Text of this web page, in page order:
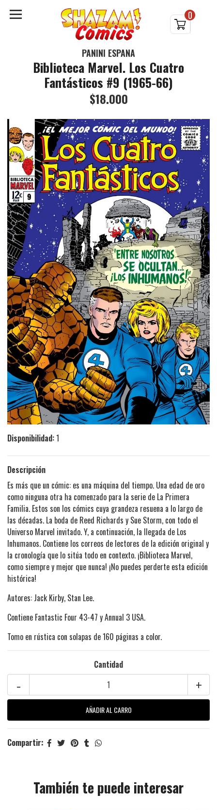
0
PANINI ESPAÑA
Biblioteca Marvel. Los Cuatro
Fantásticos #9 (1965-66)
$18.000
Disponibilidad:1
Descripción
Es más que un cómic: es una máquina del tiempo. Una edad de oro
como ninguna otra ha comenzado para la serie de La Primera
Familia. Estos son los cómics cuya grandeza resuena a lo largo de
las décadas. La boda de Reed Richards y Sue Storm, con todo el
Universo Marvel invitado. Y, a continuación, la llegada de Los
Inhumanos. Contiene los correos de lectores de la edición original y
la cronología que lo sitúa todo en contexto. ¡Biblioteca Marvel,
como siempre y mejor que nunca! ¡No puedes perderte esta edición
histórica!
Autores: Jack Kirby, Stan Lee.
Contiene Fantastic Four 43-47 y Annual 3 USA.
Tomo en rústica con solapas de 160 páginas a color.
Cantidad
+
-
Compartir:
También te puede interesar